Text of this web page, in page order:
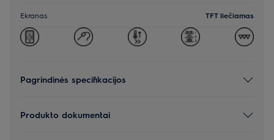
Ekranas TFT liečiamas
Pagrindinės specifikacijos
Produkto dokumentai